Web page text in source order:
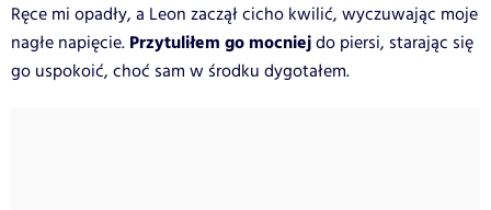
Ręce mi opadły, a Leon zaczął cicho kwilić, wyczuwając moje
nagłe napięcie. Przytuliłem go mocniejdo piersi, starając się
go uspokoić, choć sam w środku dygotałem.